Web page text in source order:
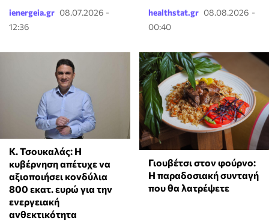
ienergeia.gr 08.07.2026 -
12:36
healthstat.gr 08.08.2026 -
00:40
Κ. Τσουκαλάς: Η
κυβέρνηση απέτυχε να
αξιοποιήσει κονδύλια
800 εκατ. ευρώ για την
ενεργειακή
ανθεκτικότητα
Γιουβέτσι στον φούρνο:
Η παραδοσιακή συνταγή
που θα λατρέψετε